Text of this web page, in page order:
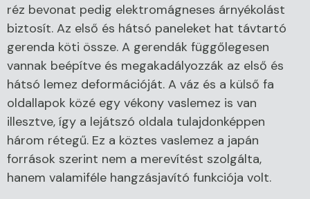
réz bevonat pedig elektromágneses árnyékolást
biztosít. Az első és hátsó paneleket hat távtartó
gerenda köti össze. A gerendák függőlegesen
vannak beépítve és megakadályozzák az első és
hátsó lemez deformációját. A váz és a külső fa
oldallapok közé egy vékony vaslemez is van
illesztve, így a lejátszó oldala tulajdonképpen
három rétegű. Ez a köztes vaslemez a japán
források szerint nem a merevítést szolgálta,
hanem valamiféle hangzásjavító funkciója volt.